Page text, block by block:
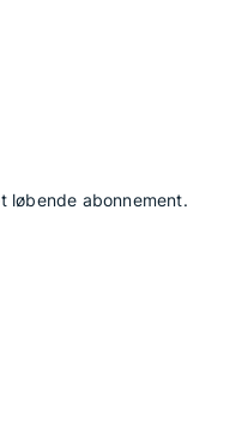
løbende abonnement.